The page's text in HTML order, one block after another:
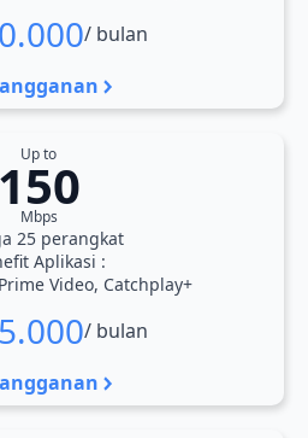
/ bulan
Up to
150
Mbps
25 perangkat
Aplikasi :
Video, Catchplay+
/ bulan